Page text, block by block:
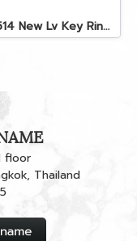
MP-10514 New Lv Key Ring Chrismas 2018 Monogram Ghw
floor
Thailand